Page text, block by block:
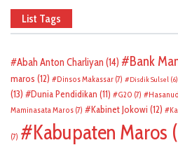
List Tags
Abah Anton Charliyan (14) Bank
maros (12) Dinsos Makassar (7) Disdik Sulsel (6)
(13)
Dunia Pendidikan (11) G20 (7)
Maminasata Maros (7) Kabinet Jokowi (12)
(7) Kabupaten Maros